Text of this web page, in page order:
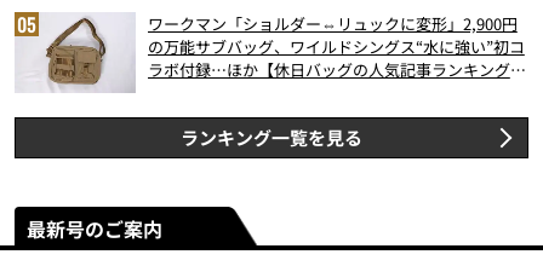
ワークマン「ショルダー⇔リュックに変形」2,900円
の万能サブバッグ、ワイルドシングス“水に強い”初コ
ラボ付録…ほか【休日バッグの人気記事ランキングベ
ランキング一覧を見る
最新号のご案内